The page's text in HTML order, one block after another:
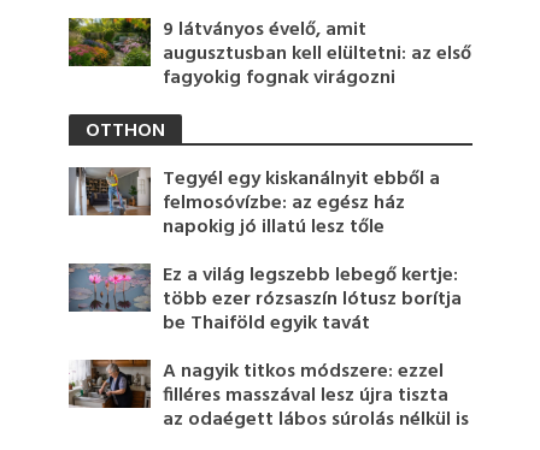
9 látványos évelő, amit
augusztusban kell elültetni: az első
fagyokig fognak virágozni
OTTHON
Tegyél egy kiskanálnyit ebből a
felmosóvízbe: az egész ház
napokig jó illatú lesz tőle
Ez a világ legszebb lebegő kertje:
több ezer rózsaszín lótusz borítja
be Thaiföld egyik tavát
A nagyik titkos módszere: ezzel
filléres masszával lesz újra tiszta
az odaégett lábos súrolás nélkül is